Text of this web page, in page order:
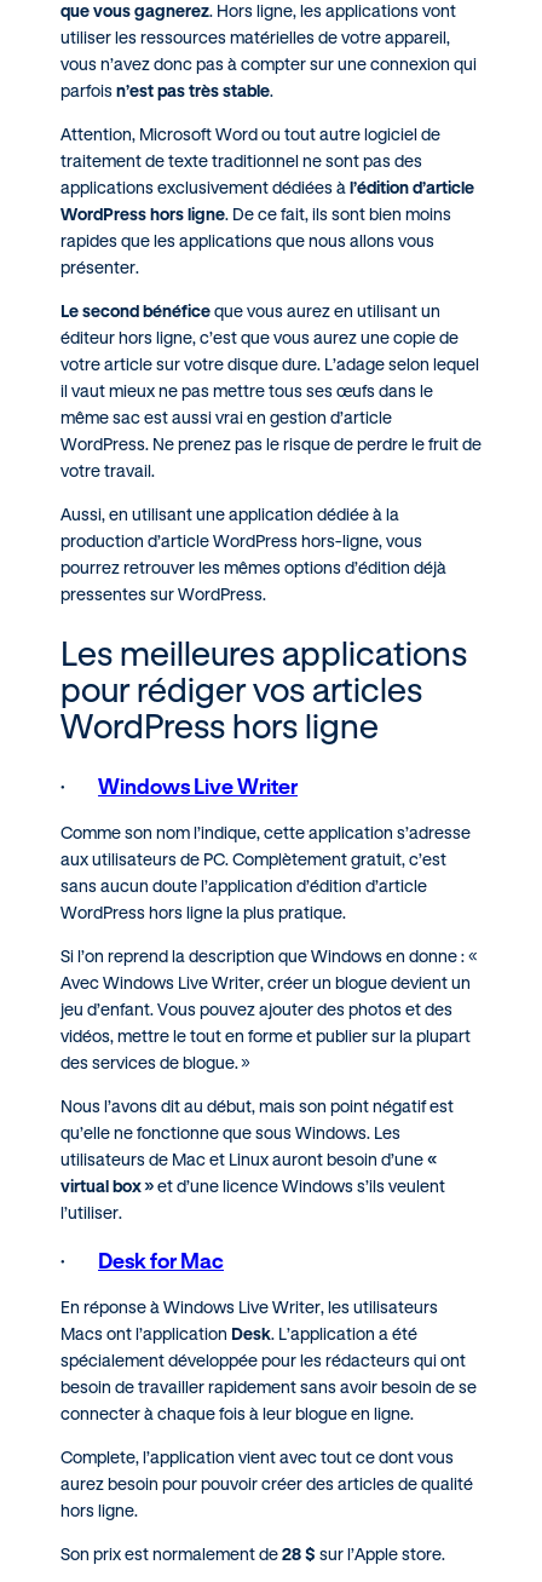
que vous gagnerez. Hors ligne, les applications vont
utiliser les ressources matérielles de votre appareil,
vous n’avez donc pas à compter sur une connexion qui
parfoisn’est pas très stable.
Attention, Microsoft Word ou tout autre logiciel de
traitement de texte traditionnel ne sont pas des
applications exclusivement dédiées àl’édition d’article
WordPress hors ligne. De ce fait, ils sont bien moins
rapides que les applications que nous allons vous
présenter.
Le second bénéficeque vous aurez en utilisant un
éditeur hors ligne, c’est que vous aurez une copie de
votre article sur votre disque dure. L’adage selon lequel
il vaut mieux ne pas mettre tous ses œufs dans le
même sac est aussi vrai en gestion d’article
WordPress. Ne prenez pas le risque de perdre le fruit de
votre travail.
Aussi, en utilisant une application dédiée à la
production d’article WordPress hors-ligne, vous
pourrez retrouver les mêmes options d’édition déjà
pressentes sur WordPress.
Les meilleures applications
pour rédiger vos articles
WordPress hors ligne
· Windows Live Writer
Comme son nom l’indique, cette application s’adresse
aux utilisateurs de PC. Complètement gratuit, c’est
sans aucun doute l’application d’édition d’article
WordPress hors ligne la plus pratique.
Si l’on reprend la description que Windows en donne : «
Avec Windows Live Writer, créer un blogue devient un
jeu d’enfant. Vous pouvez ajouter des photos et des
vidéos, mettre le tout en forme et publier sur la plupart
des services de blogue. »
Nous l’avons dit au début, mais son point négatif est
qu’elle ne fonctionne que sous Windows. Les
utilisateurs de Mac et Linux auront besoin d’une«
virtual box »et d’une licence Windows s’ils veulent
l’utiliser.
· Desk for Mac
En réponse à Windows Live Writer, les utilisateurs
Macs ont l’application Desk. L’application a été
spécialement développée pour les rédacteurs qui ont
besoin de travailler rapidement sans avoir besoin de se
connecter à chaque fois à leur blogue en ligne.
Complete, l’application vient avec tout ce dont vous
aurez besoin pour pouvoir créer des articles de qualité
hors ligne.
Son prix est normalement de28 $ sur l’Apple store.